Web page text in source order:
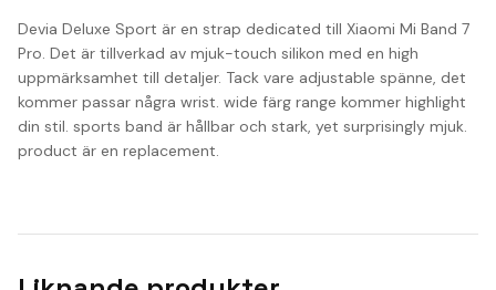
Devia Deluxe Sport är en strap dedicated till Xiaomi Mi Band 7
Pro. Det är tillverkad av mjuk-touch silikon med en high
uppmärksamhet till detaljer. Tack vare adjustable spänne, det
kommer passar några wrist. wide färg range kommer highlight
din stil. sports band är hållbar och stark, yet surprisingly mjuk.
product är en replacement.